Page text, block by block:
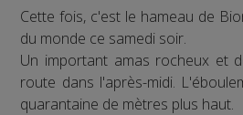
Cette fois, c'est le hameau de
du monde ce samedi soir.
Un important amas rocheux et
route dans l'après-midi.
quarantaine de mètres plus haut.